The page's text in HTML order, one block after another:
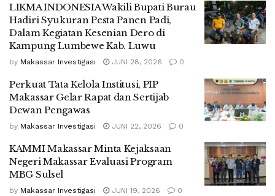
LIKMA INDONESIA Wakili Bupati Burau
Hadiri Syukuran Pesta Panen Padi,
Dalam Kegiatan Kesenian Dero di
Kampung Lumbewe Kab. Luwu
by Makassar Investigasi JUNI 28, 2026 0
Perkuat Tata Kelola Institusi, PIP
Makassar Gelar Rapat dan Sertijab
Dewan Pengawas
by Makassar Investigasi JUNI 22, 2026 0
KAMMI Makassar Minta Kejaksaan
Negeri Makassar Evaluasi Program
MBG Sulsel
by Makassar Investigasi JUNI 19, 2026 0